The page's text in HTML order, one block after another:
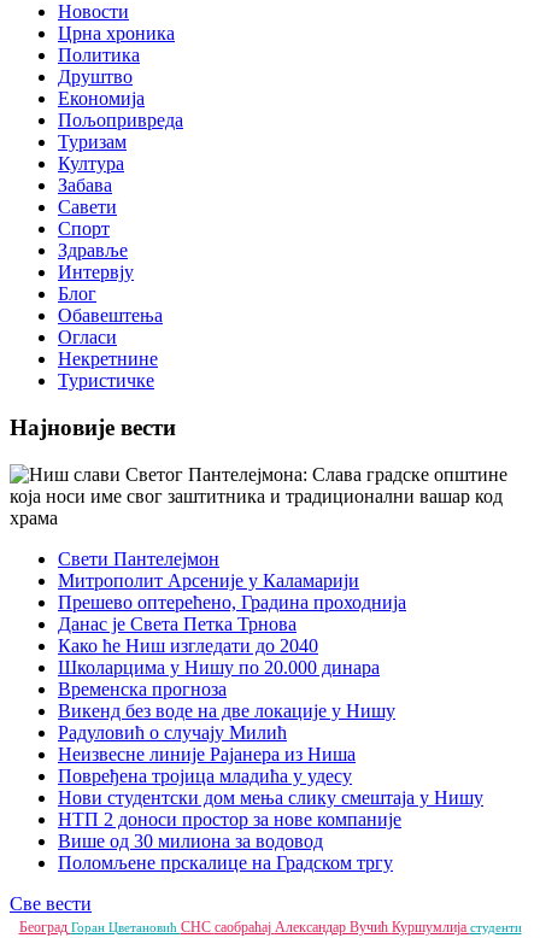
Новости
Црна хроника
Политика
Друштво
Економија
Пољопривреда
Туризам
Култура
Забава
Савети
Спорт
Здравље
Интервју
Блог
Обавештења
Огласи
Некретнине
Туристичке
Најновије вести
Свети Пантелејмон
Митрополит Арсеније у Каламарији
Прешево оптерећено, Градина проходнија
Данас је Света Петка Трнова
Како ће Ниш изгледати до 2040
Школарцима у Нишу по 20.000 динара
Временска прогноза
Викенд без воде на две локације у Нишу
Радуловић о случају Милић
Неизвесне линије Рајанера из Ниша
Повређена тројица младића у удесу
Нови студентски дом мења слику смештаја у Нишу
НТП 2 доноси простор за нове компаније
Више од 30 милиона за водовод
Поломљене прскалице на Градском тргу
Све вести
Београд Горан Цветановић СНС саобраћај Александар Вучић Куршумлија студенти